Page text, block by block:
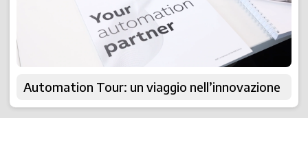
Automation Tour: un viaggio nell’innovazione